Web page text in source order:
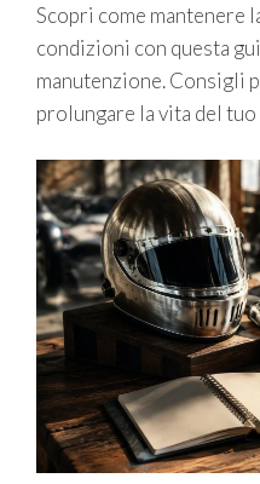
Scopri come mantenere
condizioni con questa
manutenzione. Consigli
prolungare la vita del